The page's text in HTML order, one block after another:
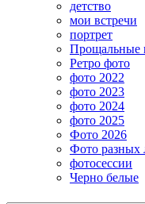
детство
мои встречи
портрет
Прощальные
Ретро фото
фото 2022
фото 2023
фото 2024
фото 2025
Фото 2026
Фото разных
фотосессии
Черно белые